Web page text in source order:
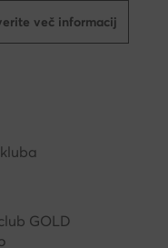
več informacij
GOLD